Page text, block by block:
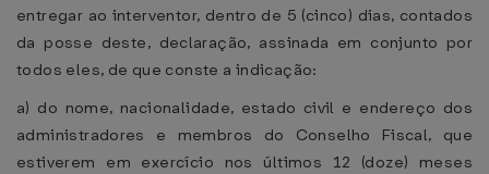
entregar ao interventor, dentro de 5 (cinco) dias, contados
da posse deste, declaração, assinada em conjunto por
todos eles, de que conste a indicação:
a) do nome, nacionalidade, estado civil e endereço dos
administradores e membros do Conselho Fiscal, que
estiverem em exercício nos últimos 12 (doze) meses